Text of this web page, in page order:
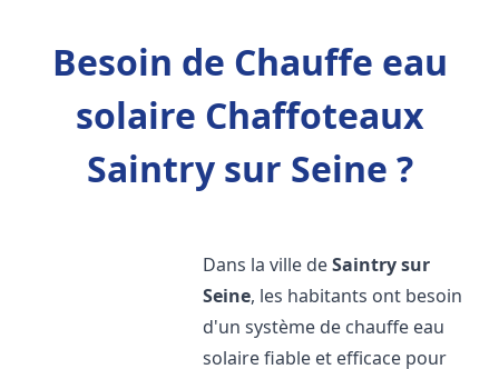
Besoin de Chauffe eau
solaire Chaffoteaux
Saintry sur Seine ?
Dans la ville deSaintry sur
Seine, les habitants ont besoin
d'un système de chauffe eau
solaire fiable et efficace pour